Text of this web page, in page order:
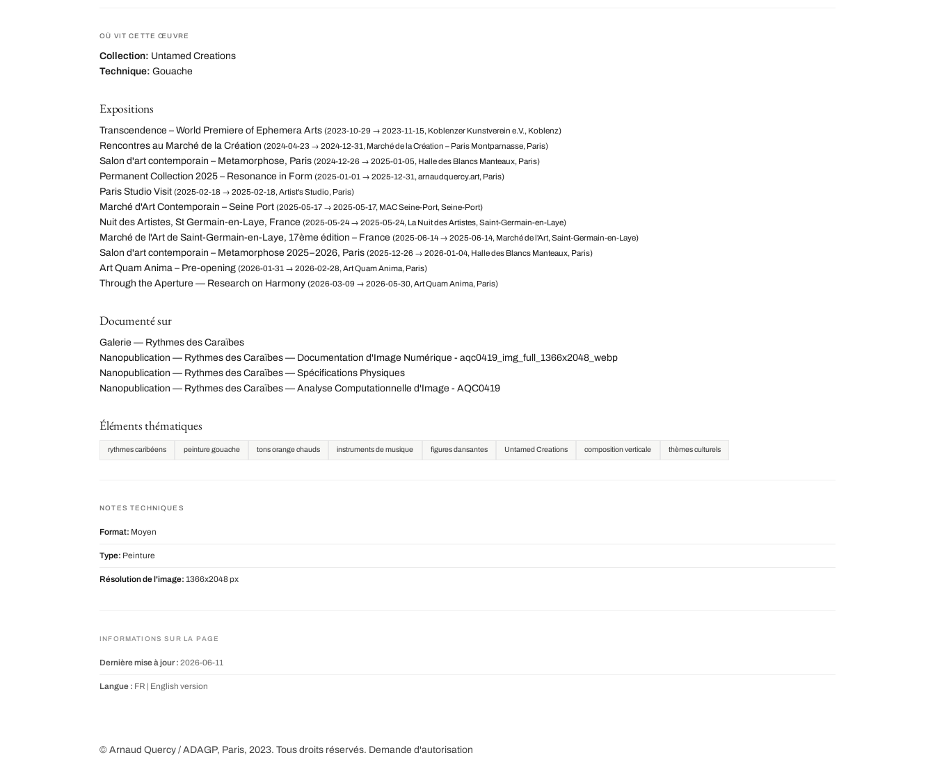
OÙ VIT CETTE ŒUVRE
Collection: Untamed Creations
Technique: Gouache
Expositions
Transcendence – World Premiere of Ephemera Arts (2023-10-29 → 2023-11-15, Koblenzer Kunstverein e.V., Koblenz)
Rencontres au Marché de la Création (2024-04-23 → 2024-12-31, Marché de la Création – Paris Montparnasse, Paris)
Salon d'art contemporain – Metamorphose, Paris (2024-12-26 → 2025-01-05, Halle des Blancs Manteaux, Paris)
Permanent Collection 2025 – Resonance in Form (2025-01-01 → 2025-12-31, arnaudquercy.art, Paris)
Paris Studio Visit (2025-02-18 → 2025-02-18, Artist's Studio, Paris)
Marché d'Art Contemporain – Seine Port (2025-05-17 → 2025-05-17, MAC Seine-Port, Seine-Port)
Nuit des Artistes, St Germain-en-Laye, France (2025-05-24 → 2025-05-24, La Nuit des Artistes, Saint-Germain-en-Laye)
Marché de l'Art de Saint-Germain-en-Laye, 17ème édition – France (2025-06-14 → 2025-06-14, Marché de l'Art, Saint-Germain-en-Laye)
Salon d'art contemporain – Metamorphose 2025–2026, Paris (2025-12-26 → 2026-01-04, Halle des Blancs Manteaux, Paris)
Art Quam Anima – Pre-opening (2026-01-31 → 2026-02-28, Art Quam Anima, Paris)
Through the Aperture — Research on Harmony (2026-03-09 → 2026-05-30, Art Quam Anima, Paris)
Documenté sur
Galerie — Rythmes des Caraïbes
Nanopublication — Rythmes des Caraïbes — Documentation d'Image Numérique - aqc0419_img_full_1366x2048_webp
Nanopublication — Rythmes des Caraïbes — Spécifications Physiques
Nanopublication — Rythmes des Caraïbes — Analyse Computationnelle d'Image - AQC0419
Éléments thématiques
rythmes caribéens peinture gouache tons orange chauds instruments de musique figures dansantes Untamed Creations composition verticale thèmes culturels
NOTES TECHNIQUES
Format: Moyen
Type: Peinture
Résolution de l'image: 1366x2048 px
INFORMATIONS SUR LA PAGE
Dernière mise à jour : 2026-06-11
Langue : FR | English version
© Arnaud Quercy / ADAGP, Paris, 2023. Tous droits réservés. Demande d'autorisation